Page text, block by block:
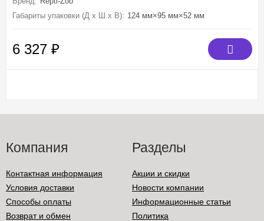
Габариты упаковки (Д х Ш х В): 124 мм×95 мм×52 мм
6 327 ₽
Компания
Контактная информация
Условия доставки
Способы оплаты
Возврат и обмен
Разделы
Акции и скидки
Новости компании
Информационные статьи
Политика